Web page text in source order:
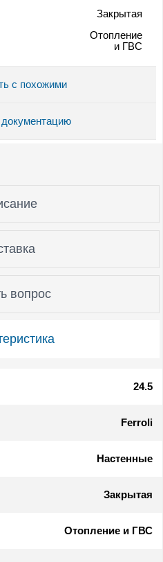
Закрытая
Отопление
и ГВС
с похожими
вопрос
24.5
Ferroli
Настенные
Закрытая
Отопление и ГВС